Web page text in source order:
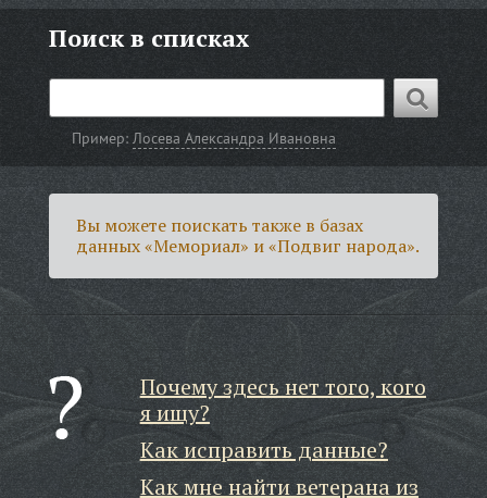
Поиск в списках
Пример:Лосева Александра Ивановна
Вы можете поискать также в базах
данных «Мемориал» и «Подвиг народа».
Почему здесь нет того, кого
я ищу?
Как исправить данные?
Как мне найти ветерана из